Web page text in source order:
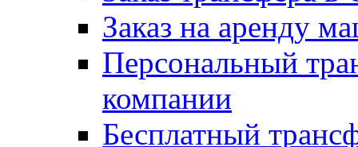
Заказ на аренду
Персональный
компании
Бесплатный